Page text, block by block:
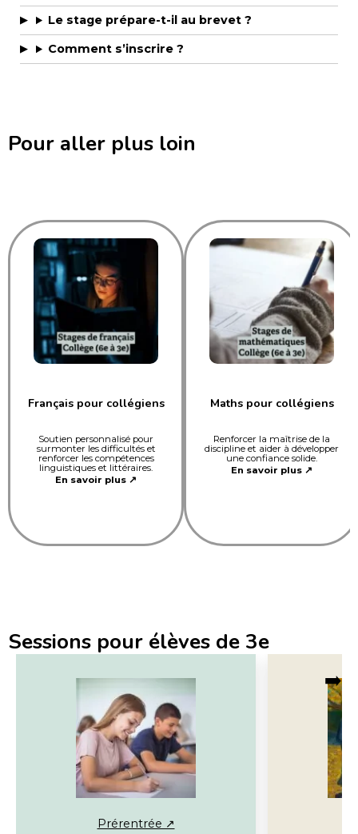
Le stage prépare-t-il au brevet ?
Comment s’inscrire ?
Pour aller plus loin
Français pour collégiens
Soutien personnalisé pour
surmonter les difficultés et
renforcer les compétences
linguistiques et littéraires.
En savoir plus ↗
Maths pour collégiens
Renforcer la maîtrise de la
discipline et aider à développer
une confiance solide.
En savoir plus ↗
Sessions pour élèves de 3e
Prérentrée ↗